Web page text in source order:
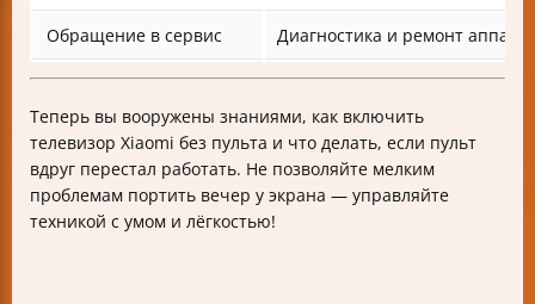
Обращение в сервис Диагностика и ремонт
Теперь вы вооружены знаниями, как включить
телевизор Xiaomi без пульта и что делать, если пульт
вдруг перестал работать. Не позволяйте мелким
проблемам портить вечер у экрана — управляйте
техникой с умом и лёгкостью!